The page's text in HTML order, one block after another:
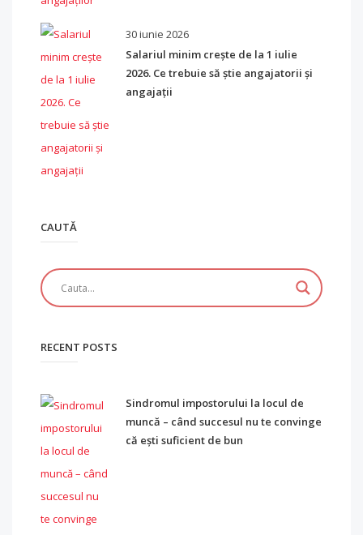
30 iunie 2026
Salariul minim crește de la 1 iulie
2026. Ce trebuie să știe angajatorii și
angajații
CAUTĂ
RECENT POSTS
Sindromul impostorului la locul de
muncă – când succesul nu te convinge
că ești suficient de bun